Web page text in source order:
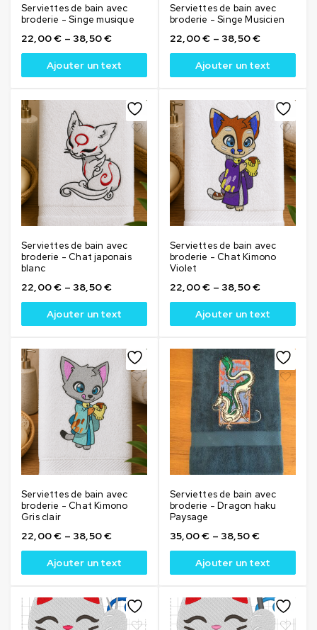
Serviettes de bain avec
broderie - Singe musique
22,00€ – 38,50€
Ajouter un text
Serviettes de bain avec
broderie - Singe Musicien
22,00€ – 38,50€
Ajouter un text
Serviettes de bain avec
broderie - Chat japonais
blanc
22,00€ – 38,50€
Ajouter un text
Serviettes de bain avec
broderie - Chat Kimono
Violet
22,00€ – 38,50€
Ajouter un text
Serviettes de bain avec
broderie - Chat Kimono
Gris clair
22,00€ – 38,50€
Ajouter un text
Serviettes de bain avec
broderie - Dragon haku
Paysage
35,00€ – 38,50€
Ajouter un text